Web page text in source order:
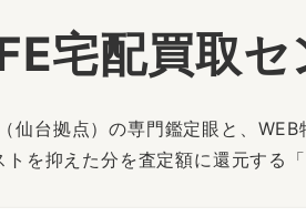
宅配買取
仙台拠点）の専門鑑定眼と、
を抑えた分を査定額に還元する